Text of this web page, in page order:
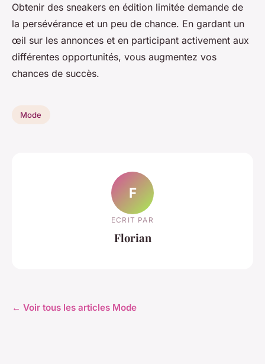
Obtenir des sneakers en édition limitée demande de
la persévérance et un peu de chance. En gardant un
œil sur les annonces et en participant activement aux
différentes opportunités, vous augmentez vos
chances de succès.
Mode
F
ECRIT PAR
Florian
← Voir tous les articles Mode